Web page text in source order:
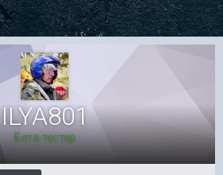
ILYA801
Бета-тестер